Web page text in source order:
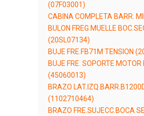
(07F03001)
CABINA COMPLETA BARR.
BULON FREG.MUELLE
(20SL07134)
BUJE FRE.FB71M TENSION
BUJE FRE. SOPORTE MOTOR
(45060013)
BRAZO
(1102710464)
BRAZO FRE.SUJECC.BOCA